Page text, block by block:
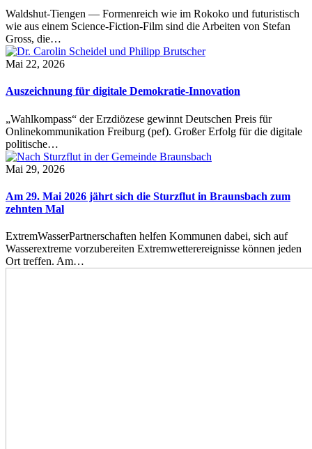
Waldshut-Tiengen — Formenreich wie im Rokoko und futuristisch
wie aus einem Science-Fiction-Film sind die Arbeiten von Stefan
Gross, die…
Mai 22, 2026
Auszeichnung für digitale Demokratie-Innovation
„Wahlkompass“ der Erzdiözese gewinnt Deutschen Preis für
Onlinekommunikation Freiburg (pef). Großer Erfolg für die digitale
politische…
Mai 29, 2026
Am 29. Mai 2026 jährt sich die Sturzflut in Braunsbach zum
zehnten Mal
ExtremWasserPartnerschaften helfen Kommunen dabei, sich auf
Wasserextreme vorzubereiten Extremwetterereignisse können jeden
Ort treffen. Am…